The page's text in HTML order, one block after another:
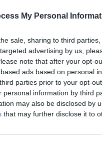
My Personal
sale, sharing to third
advertising by us,
note that after your opt-
ads based on personal
parties prior to your opt-
information by third
may also be disclosed by
that may further disclose it to